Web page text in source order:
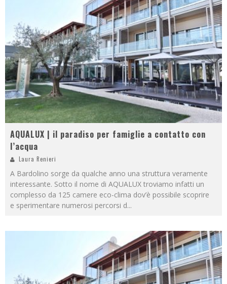
AQUALUX | il paradiso per famiglie a contatto con
l’acqua
Laura Renieri
A Bardolino sorge da qualche anno una struttura veramente
interessante. Sotto il nome di AQUALUX troviamo infatti un
complesso da 125 camere eco-clima dov’è possibile scoprire
e sperimentare numerosi percorsi d...